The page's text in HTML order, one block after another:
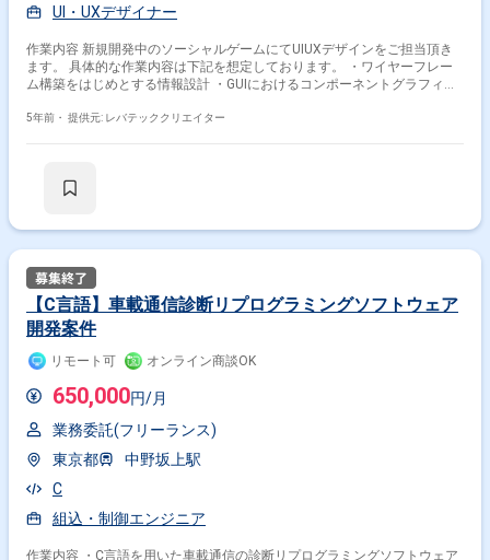
UI・UXデザイナー
作業内容 新規開発中のソーシャルゲームにてUIUXデザインをご担当頂き
ます。 具体的な作業内容は下記を想定しております。 ・ワイヤーフレー
ム構築をはじめとする情報設計 ・GUIにおけるコンポーネントグラフィッ
5年前・ 提供元: レバテッククリエイター
【C言語】車載通信診断リプログラミングソフトウェア
開発案件
リモート可 オンライン商談OK
650,000円/月
業務委託(フリーランス)
東京都
中野坂上駅
C
組込・制御エンジニア
作業内容 ・C言語を用いた車載通信の診断リプログラミングソフトウェア
特徴で絞り込む
Flash × 在宅・リモート
その他の条件で検索する